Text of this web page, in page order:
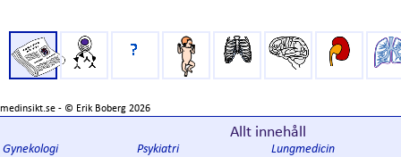
medinsikt.se - © Erik Boberg 2026
Allt innehåll
Gynekologi Psykiatri Lungmedicin